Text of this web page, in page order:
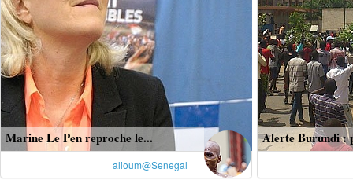
Marine Le Pen reproche le...
alioum@Senegal
Alerte Burundi :